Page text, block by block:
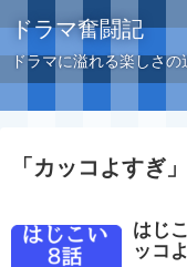
ドラマ奮闘記
ドラマに溢れる楽しさの
「 カッコよすぎ 」
はじ
ッコ